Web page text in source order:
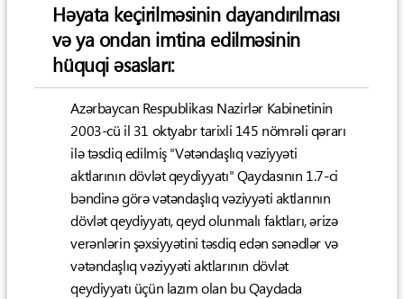
Həyata keçirilməsinin dayandırılması
və ya ondan imtina edilməsinin
hüquqi əsasları:
Azərbaycan Respublikası Nazirlər Kabinetinin
2003-cü il 31 oktyabr tarixli 145 nömrəli qərarı
ilə təsdiq edilmiş "Vətəndaşlıq vəziyyəti
aktlarının dövlət qeydiyyatı" Qaydasının 1.7-ci
bəndinə görə vətəndaşlıq vəziyyəti aktlarının
dövlət qeydiyyatı, qeyd olunmalı faktları, ərizə
verənlərin şəxsiyyətini təsdiq edən sənədlər və
vətəndaşlıq vəziyyəti aktlarının dövlət
qeydiyyatı üçün lazım olan bu Qaydada